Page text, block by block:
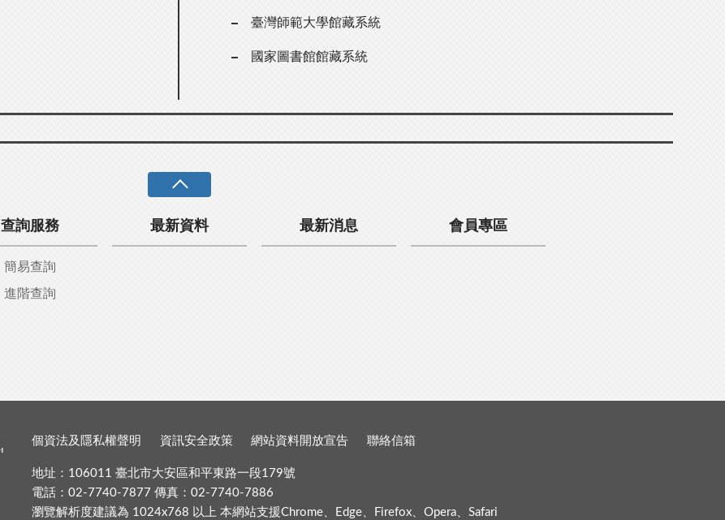
臺灣師範大學館藏系統
國家圖書館館藏系統
查詢服務
簡易查詢
進階查詢
最新資料 最新消息 會員專區
個資法及隱私權聲明 資訊安全政策 網站資料開放宣告 聯絡信箱
地址：106011 臺北市大安區和平東路一段179號
電話：02-7740-7877 傳真：02-7740-7886
瀏覽解析度建議為 1024x768 以上 本網站支援Chrome、Edge、Firefox、Opera、Safari